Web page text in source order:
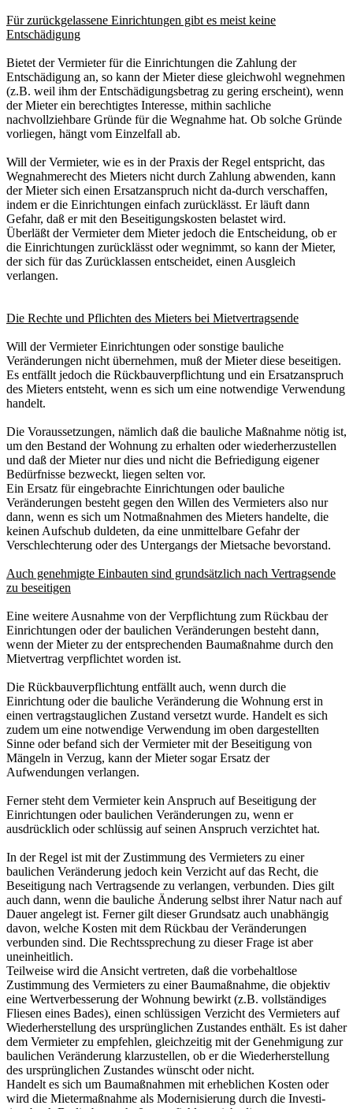
Für zurückgelassene Einrichtungen gibt es meist keine
Entschädigung
Bietet der Vermieter für die Einrichtungen die Zahlung der
Entschädigung an, so kann der Mieter diese gleichwohl wegnehmen
(z.B. weil ihm der Entschädigungsbetrag zu gering erscheint), wenn
der Mieter ein berechtigtes Interesse, mithin sachliche
nachvollziehbare Gründe für die Wegnahme hat. Ob solche Gründe
vorliegen, hängt vom Einzelfall ab.
Will der Vermieter, wie es in der Praxis der Regel entspricht, das
Wegnahmerecht des Mieters nicht durch Zahlung abwenden, kann
der Mieter sich einen Ersatzanspruch nicht da-durch verschaffen,
indem er die Einrichtungen einfach zurücklässt. Er läuft dann
Gefahr, daß er mit den Beseitigungskosten belastet wird.
Überläßt der Vermieter dem Mieter jedoch die Entscheidung, ob er
die Einrichtungen zurücklässt oder wegnimmt, so kann der Mieter,
der sich für das Zurücklassen entscheidet, einen Ausgleich
verlangen.
Die Rechte und Pflichten des Mieters bei Mietvertragsende
Will der Vermieter Einrichtungen oder sonstige bauliche
Veränderungen nicht übernehmen, muß der Mieter diese beseitigen.
Es entfällt jedoch die Rückbauverpflichtung und ein Ersatzanspruch
des Mieters entsteht, wenn es sich um eine notwendige Verwendung
handelt.
Die Voraussetzungen, nämlich daß die bauliche Maßnahme nötig ist,
um den Bestand der Wohnung zu erhalten oder wiederherzustellen
und daß der Mieter nur dies und nicht die Befriedigung eigener
Bedürfnisse bezweckt, liegen selten vor.
Ein Ersatz für eingebrachte Einrichtungen oder bauliche
Veränderungen besteht gegen den Willen des Vermieters also nur
dann, wenn es sich um Notmaßnahmen des Mieters handelte, die
keinen Aufschub duldeten, da eine unmittelbare Gefahr der
Verschlechterung oder des Untergangs der Mietsache bevorstand.
Auch genehmigte Einbauten sind grundsätzlich nach Vertragsende
zu beseitigen
Eine weitere Ausnahme von der Verpflichtung zum Rückbau der
Einrichtungen oder der baulichen Veränderungen besteht dann,
wenn der Mieter zu der entsprechenden Baumaßnahme durch den
Mietvertrag verpflichtet worden ist.
Die Rückbauverpflichtung entfällt auch, wenn durch die
Einrichtung oder die bauliche Veränderung die Wohnung erst in
einen vertragstauglichen Zustand versetzt wurde. Handelt es sich
zudem um eine notwendige Verwendung im oben dargestellten
Sinne oder befand sich der Vermieter mit der Beseitigung von
Mängeln in Verzug, kann der Mieter sogar Ersatz der
Aufwendungen verlangen.
Ferner steht dem Vermieter kein Anspruch auf Beseitigung der
Einrichtungen oder baulichen Veränderungen zu, wenn er
ausdrücklich oder schlüssig auf seinen Anspruch verzichtet hat.
In der Regel ist mit der Zustimmung des Vermieters zu einer
baulichen Veränderung jedoch kein Verzicht auf das Recht, die
Beseitigung nach Vertragsende zu verlangen, verbunden. Dies gilt
auch dann, wenn die bauliche Änderung selbst ihrer Natur nach auf
Dauer angelegt ist. Ferner gilt dieser Grundsatz auch unabhängig
davon, welche Kosten mit dem Rückbau der Veränderungen
verbunden sind. Die Rechtssprechung zu dieser Frage ist aber
uneinheitlich.
Teilweise wird die Ansicht vertreten, daß die vorbehaltlose
Zustimmung des Vermieters zu einer Baumaßnahme, die objektiv
eine Wertverbesserung der Wohnung bewirkt (z.B. vollständiges
Fliesen eines Bades), einen schlüssigen Verzicht des Vermieters auf
Wiederherstellung des ursprünglichen Zustandes enthält. Es ist daher
dem Vermieter zu empfehlen, gleichzeitig mit der Genehmigung zur
baulichen Veränderung klarzustellen, ob er die Wiederherstellung
des ursprünglichen Zustandes wünscht oder nicht.
Handelt es sich um Baumaßnahmen mit erheblichen Kosten oder
wird die Mietermaßnahme als Modernisierung durch die Investi-